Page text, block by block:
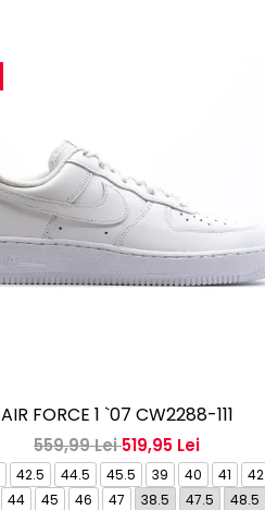
AIR FORCE 1 `07 CW2288-111
559,99 Lei519,95 Lei
42.5 44.5 45.5 39 40 41
42
44 45 46 47 38.5 47.5 48.5